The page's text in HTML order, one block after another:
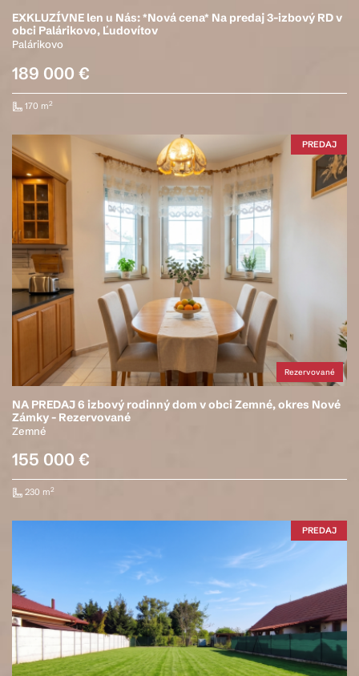
EXKLUZÍVNE len u Nás: *Nová cena* Na predaj 3-izbový RD v
obci Palárikovo, Ľudovítov
Palárikovo
189 000 €
170 m2
PREDAJ
Rezervované
NA PREDAJ 6 izbový rodinný dom v obci Zemné, okres Nové
Zámky - Rezervované
Zemné
155 000 €
230 m2
PREDAJ